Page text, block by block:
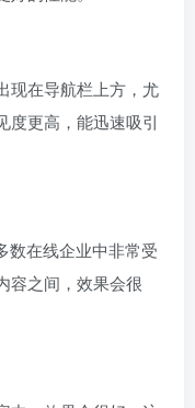
现在导航栏上方，尤
度更高，能迅速吸引
数在线企业中非常受
容之间，效果会很